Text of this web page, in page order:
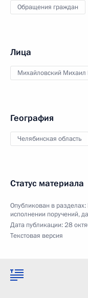
Обращения граждан
Лица
Михайловский Михаил
География
Челябинская область
Статус материала
Опубликован в разделах:
исполнении поручений,
Дата публикации:28
Текстовая версия